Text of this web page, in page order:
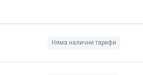
Няма налични тарифи